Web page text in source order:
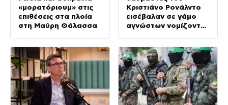
«μορατόριουμ» στις
επιθέσεις στα πλοία
στη Μαύρη Θάλασσα
Κριστιάνο Ρονάλντο
εισέβαλαν σε γάμο
αγνώστων νομίζοντας